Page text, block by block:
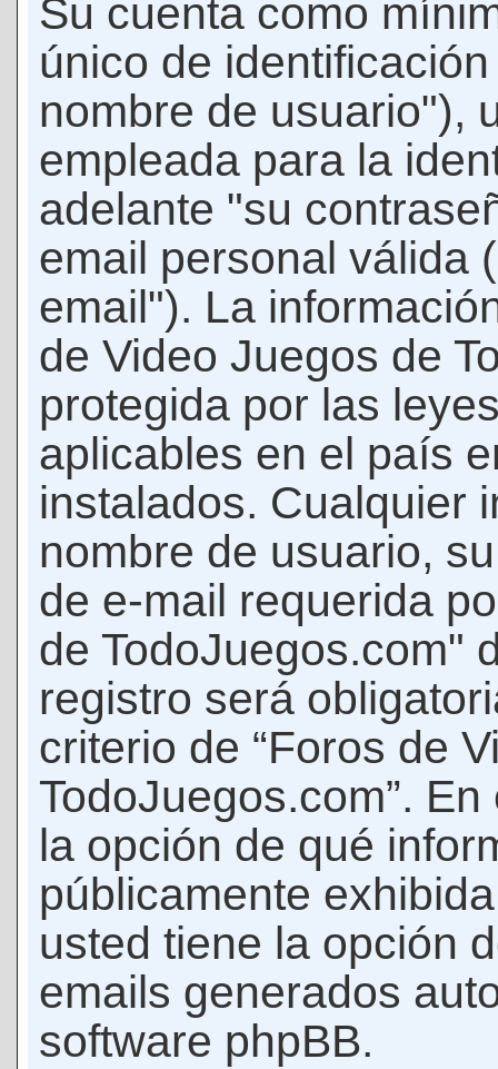
Su cuenta como
único de
nombre de usuario"),
empleada para la
adelante "su
email personal válida
email"). La
de Video Juegos de
protegida por las
aplicables en el país
instalados. Cualquier
nombre de usuario,
de e-mail requerida
de TodoJuegos.com"
registro será
criterio de “Foros de
TodoJuegos.com”.
la opción de qué
públicamente
usted tiene la opción
emails generados
software phpBB.